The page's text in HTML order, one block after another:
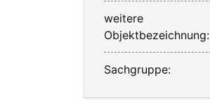
weitere
Objektbezeichnung:
Sachgruppe: